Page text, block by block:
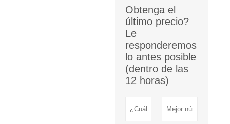
Obtenga el
último precio?
Le
responderemos
lo antes posible
(dentro de las
12 horas)